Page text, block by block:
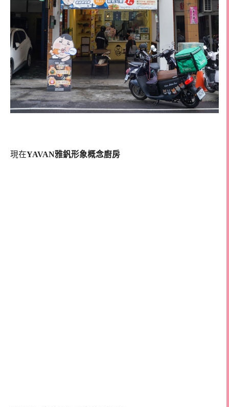
現在YAVAN雅釩形象概念廚房